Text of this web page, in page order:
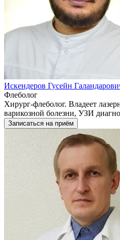
Искендеров Гусейн
Флеболог
Хирург-флеболог. Владеет
варикозной болезни, УЗИ
Записаться на приём